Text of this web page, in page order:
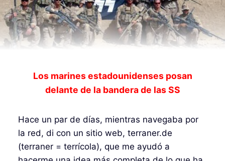
Los marines estadounidenses posan
delante de la bandera de las SS
Hace un par de días, mientras navegaba por
la red, di con un sitio web, terraner.de
(terraner = terrícola), que me ayudó a